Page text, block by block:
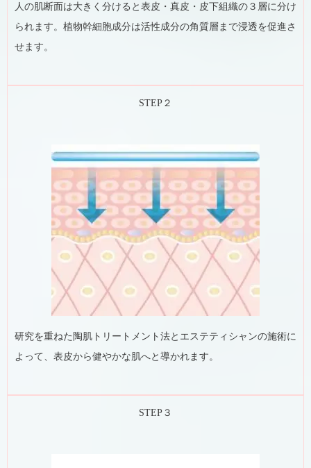
人の肌断面は大きく分けると表皮・真皮・皮下組織の３層に分け
られます。植物幹細胞成分は活性成分の角質層まで浸透を促進さ
せます。
STEP２
研究を重ねた陶肌トリートメント法とエステティシャンの施術に
よって、表皮から健やかな肌へと導かれます。
STEP３